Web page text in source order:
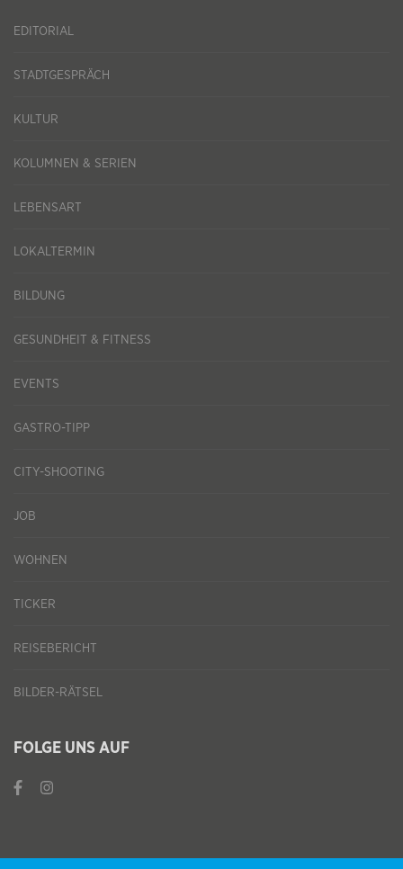
EDITORIAL
STADTGESPRÄCH
KULTUR
KOLUMNEN & SERIEN
LEBENSART
LOKALTERMIN
BILDUNG
GESUNDHEIT & FITNESS
EVENTS
GASTRO-TIPP
CITY-SHOOTING
JOB
WOHNEN
TICKER
REISEBERICHT
BILDER-RÄTSEL
FOLGE UNS AUF